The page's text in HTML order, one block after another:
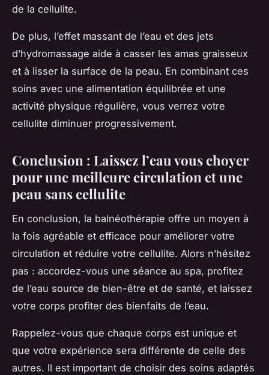
de la cellulite.
De plus, l’effet massant de l’eau et des jets
d’hydromassage aide à casser les amas graisseux
et à lisser la surface de la peau. En combinant ces
soins avec une alimentation équilibrée et une
activité physique régulière, vous verrez votre
cellulite diminuer progressivement.
Conclusion : Laissez l’eau vous choyer
pour une meilleure circulation et une
peau sans cellulite
En conclusion, la balnéothérapie offre un moyen à
la fois agréable et efficace pour améliorer votre
circulation et réduire votre cellulite. Alors n’hésitez
pas : accordez-vous une séance au spa, profitez
de l’eau source de bien-être et de santé, et laissez
votre corps profiter des bienfaits de l’eau.
Rappelez-vous que chaque corps est unique et
que votre expérience sera différente de celle des
autres. Il est important de choisir des soins adaptés